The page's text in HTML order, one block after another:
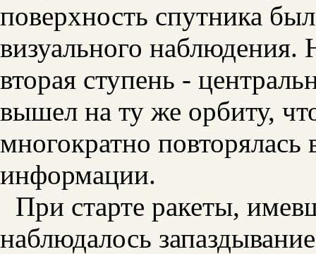
поверхность спутника
визуального наблюдения.
вторая ступень -
вышел на ту же орбиту,
многократно повторялась
информации.
При старте ракеты,
наблюдалось